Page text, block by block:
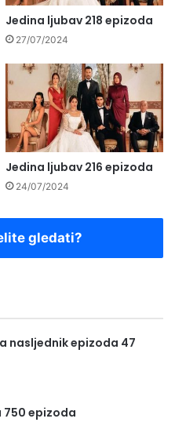
Jedina ljubav 218 epizoda
27/07/2024
Jedina ljubav 216 epizoda
24/07/2024
gledati?
nasljednik epizoda 47
750 epizoda